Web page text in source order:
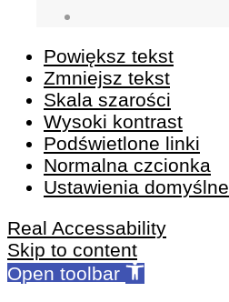
Powiększ tekst
Zmniejsz tekst
Skala szarości
Wysoki kontrast
Podświetlone linki
Normalna czcionka
Ustawienia domyślne
Real Accessability
Skip to content
Open toolbar